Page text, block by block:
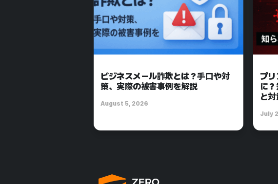
ビジネスメール詐欺とは？手口や対
策、実際の被害事例を解説
August 5, 2026
プ
に
と
July